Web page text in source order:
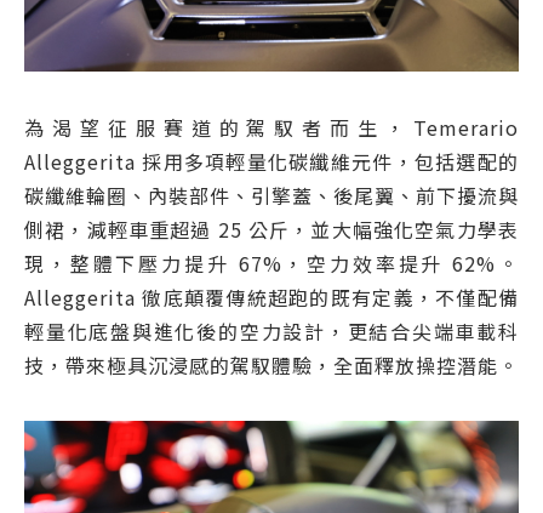
為渴望征服賽道的駕馭者而生，Temerario
Alleggerita 採用多項輕量化碳纖維元件，包括選配的
碳纖維輪圈、內裝部件、引擎蓋、後尾翼、前下擾流與
側裙，減輕車重超過 25 公斤，並大幅強化空氣力學表
現，整體下壓力提升 67%，空力效率提升 62%。
Alleggerita 徹底顛覆傳統超跑的既有定義，不僅配備
輕量化底盤與進化後的空力設計，更結合尖端車載科
技，帶來極具沉浸感的駕馭體驗，全面釋放操控潛能。